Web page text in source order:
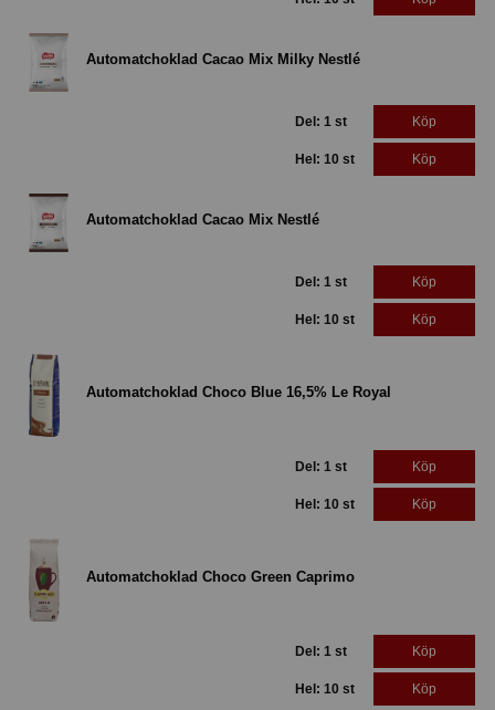
Automatchoklad Cacao Mix Milky Nestlé
Del: 1 st Köp
Hel: 10 st Köp
Automatchoklad Cacao Mix Nestlé
Del: 1 st Köp
Hel: 10 st Köp
Automatchoklad Choco Blue 16,5% Le Royal
Del: 1 st Köp
Hel: 10 st Köp
Automatchoklad Choco Green Caprimo
Del: 1 st Köp
Hel: 10 st Köp